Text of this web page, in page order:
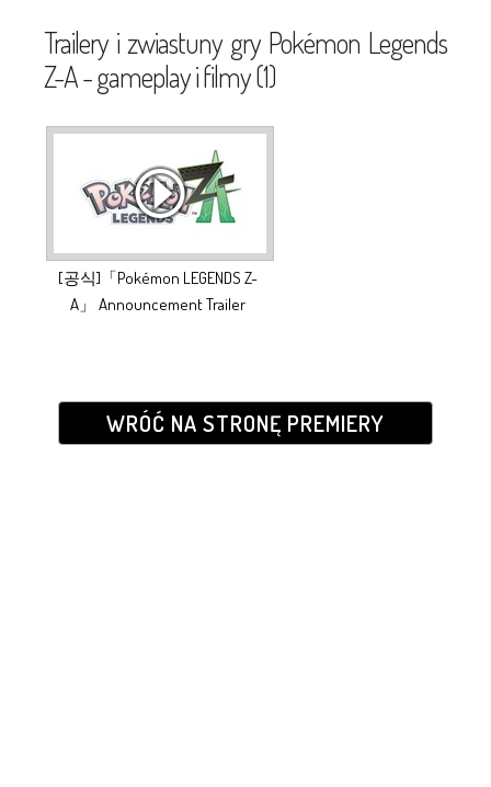
Trailery i zwiastuny gry Pokémon Legends
Z-A - gameplay i filmy (1)
[공식]「Pokémon LEGENDS Z-
A」 Announcement Trailer
WRÓĆ NA STRONĘ PREMIERY